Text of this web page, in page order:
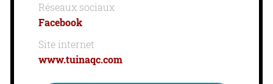
Réseaux sociaux
Facebook
Site internet
www.tuinaqc.com